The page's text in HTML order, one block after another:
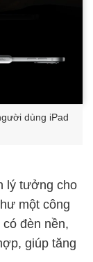
dùng iPad
lý tưởng cho
một công
đèn nền,
giúp tăng